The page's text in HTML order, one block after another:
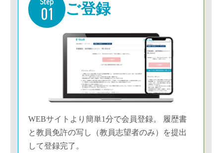
ご登録
WEBサイトより簡単1分で会員登録。 履歴書
と教員免許の写し（教員志望者のみ）を提出
して登録完了。